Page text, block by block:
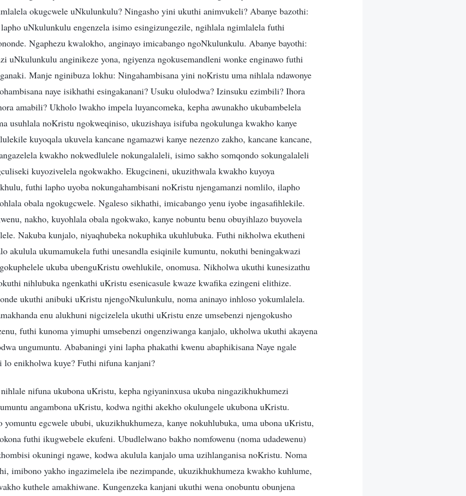
okugcwele uNkulunkulu? Ningasho yini ukuthi animvukeli? Abanye bazothi:
uNkulunkulu engenzela isimo esingizungezile, ngihlala ngimlalela futhi
Ngaphezu kwalokho, anginayo imicabango ngoNkulunkulu. Abanye bayothi:
uNkulunkulu anginikeze yona, ngiyenza ngokusemandleni wonke enginawo futhi
Manje nginibuza lokhu: Ningahambisana yini noKristu uma nihlala ndawonye
naye isikhathi esingakanani? Usuku olulodwa? Izinsuku ezimbili? Ihora
amabili? Ukholo lwakho impela luyancomeka, kepha awunakho ukubambelela
usuhlala noKristu ngokweqiniso, ukuzishaya isifuba ngokulunga kwakho kanye
kuyoqala ukuvela kancane ngamazwi kanye nezenzo zakho, kancane kancane,
kwakho nokwedlulele nokungalaleli, isimo sakho somqondo sokungalaleli
kuyozivelela ngokwakho. Ekugcineni, ukuzithwala kwakho kuyoya
futhi lapho uyoba nokungahambisani noKristu njengamanzi nomlilo, ilapho
obala ngokugcwele. Ngaleso sikhathi, imicabango yenu iyobe ingasafihlekile.
nakho, kuyohlala obala ngokwako, kanye nobuntu benu obuyihlazo buyovela
Nakuba kunjalo, niyaqhubeka nokuphika ukuhlubuka. Futhi nikholwa ekutheni
akulula ukumamukela futhi unesandla esiqinile kumuntu, nokuthi beningakwazi
ukuba ubenguKristu owehlukile, onomusa. Nikholwa ukuthi kunesizathu
nihlubuka ngenkathi uKristu esenicasule kwaze kwafika ezingeni elithize.
ukuthi anibuki uKristu njengoNkulunkulu, noma aninayo inhloso yokumlalela.
enu alukhuni nigcizelela ukuthi uKristu enze umsebenzi njengokusho
futhi kunoma yimuphi umsebenzi ongenziwanga kanjalo, ukholwa ukuthi akayena
ungumuntu. Ababaningi yini lapha phakathi kwenu abaphikisana Naye ngale
lo enikholwa kuye? Futhi nifuna kanjani?
nifuna ukubona uKristu, kepha ngiyaninxusa ukuba ningazikhukhumezi
angambona uKristu, kodwa ngithi akekho okulungele ukubona uKristu.
yomuntu egcwele ububi, ukuzikhukhumeza, kanye nokuhlubuka, uma ubona uKristu,
futhi ikugwebele ekufeni. Ubudlelwano bakho nomfowenu (noma udadewenu)
okuningi ngawe, kodwa akulula kanjalo uma uzihlanganisa noKristu. Noma
imibono yakho ingazimelela ibe nezimpande, ukuzikhukhumeza kwakho kuhlume,
kuthele amakhiwane. Kungenzeka kanjani ukuthi wena onobuntu obunjena